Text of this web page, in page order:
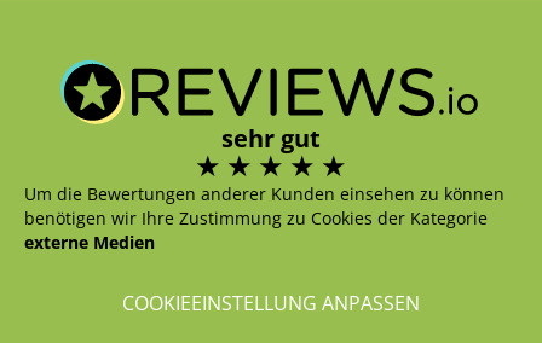
sehr gut
Um die Bewertungen anderer Kunden einsehen zu können
benötigen wir Ihre Zustimmung zu Cookies der Kategorie
externe Medien
COOKIEEINSTELLUNG ANPASSEN